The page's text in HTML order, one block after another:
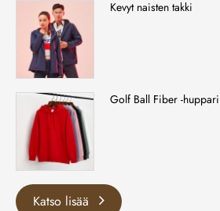
Kevyt naisten takki
Golf Ball Fiber -huppari
Katso lisää